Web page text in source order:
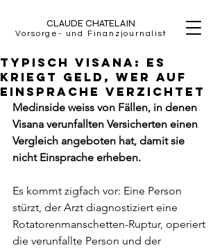
CLAUDE CHATELAIN
Vorsorge- und Finanzjournalist
Typisch Visana: Es
kriegt Geld, wer auf
Einsprache verzichtet
Medinside weiss von Fällen, in denen
Visana verunfallten Versicherten einen
Vergleich angeboten hat, damit sie
nicht Einsprache erheben.
Es kommt zigfach vor: Eine Person
stürzt, der Arzt diagnostiziert eine
Rotatorenmanschetten-Ruptur, operiert
die verunfallte Person und der